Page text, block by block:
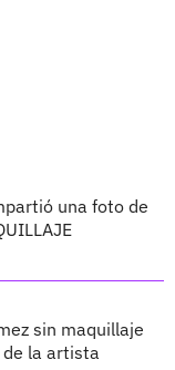
una foto de
sin maquillaje
de la artista